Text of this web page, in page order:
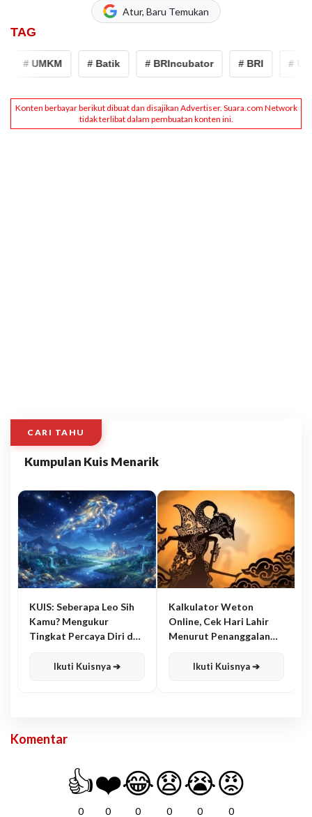
Atur, Baru Temukan
TAG
# UMKM # Batik # BRIncubator # BRI #
CARI TAHU
Kumpulan Kuis Menarik
KUIS: Seberapa Leo Sih
Kamu? Mengukur
Tingkat Percaya Diri dan
Ikuti Kuisnya ➔
Kalkulator Weton
Online, Cek Hari Lahir
Menurut Penanggalan
Ikuti Kuisnya ➔
Komentar
👍
0
❤️
0
😂
0
😧
0
😭
0
😡
0